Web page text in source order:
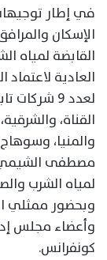
في إطار
الإسكان
القابضة لمياه
لعدد 9
القناة،
والمنيا،
مصطفى
لمياه الشرب
وبحضور ممثلي
وأعضاء مجلس
كونفرانس.